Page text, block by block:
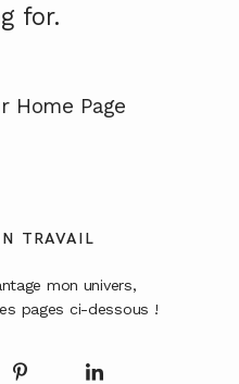
for.
Home Page
TRAVAIL
mon univers,
pages ci-dessous !